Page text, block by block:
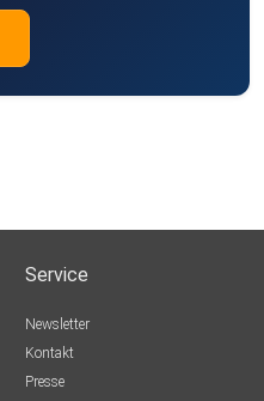
Service
Newsletter
Kontakt
Presse